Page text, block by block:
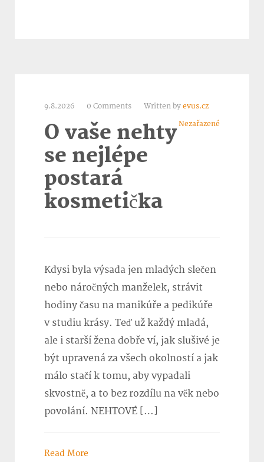
9.8.2026 0 Comments Written by evus.cz
Nezařazené
O vaše nehty
se nejlépe
postará
kosmetička
Kdysi byla výsada jen mladých slečen
nebo náročných manželek, strávit
hodiny času na manikúře a pedikúře
v studiu krásy. Teď už každý mladá,
ale i starší žena dobře ví, jak slušivé je
být upravená za všech okolností a jak
málo stačí k tomu, aby vypadali
skvostně, a to bez rozdílu na věk nebo
povolání. NEHTOVÉ […]
Read More